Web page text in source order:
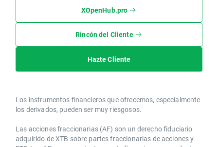
XOpenHub.pro
Rincón del Cliente
Hazte Cliente
Los instrumentos financieros que ofrecemos, especialmente
los derivados, pueden ser muy riesgosos.
Las acciones fraccionarias (AF) son un derecho fiduciario
adquirido de XTB sobre partes fraccionarias de acciones y